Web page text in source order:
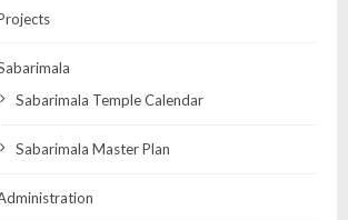
Sabarimala Temple Calendar
Sabarimala Master Plan